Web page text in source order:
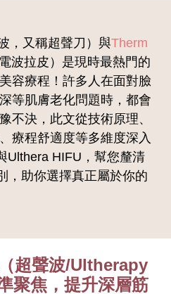
，又稱超聲刀）與Therm
波拉皮）是現時最熱門的
容療程！許多人在面對臉
等肌膚老化問題時，都會
不決，此文從技術原理、
療程舒適度等多維度深入
Ulthera HIFU，幫您釐清
，助你選擇真正屬於你的
超聲波/Ultherapy
聚焦，提升深層筋